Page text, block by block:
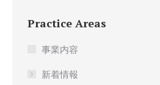
Practice Areas
事業内容
新着情報